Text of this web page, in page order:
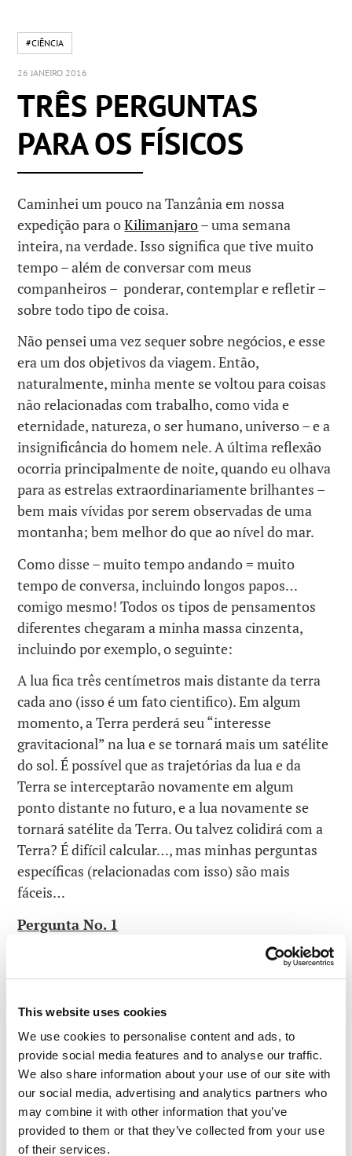
This website uses cookies
We use cookies to personalise content and ads, to
provide social media features and to analyse our traffic.
We also share information about your use of our site with
our social media, advertising and analytics partners who
may combine it with other information that you’ve
provided to them or that they’ve collected from your use
of their services.
#CIÊNCIA
26 JANEIRO 2016
TRÊS PERGUNTAS
PARA OS FÍSICOS
Caminhei um pouco na Tanzânia em nossa
expedição para oKilimanjaro– uma semana
inteira, na verdade. Isso significa que tive muito
tempo – além de conversar com meus
companheiros – ponderar, contemplar e refletir –
sobre todo tipo de coisa.
Não pensei uma vez sequer sobre negócios, e esse
era um dos objetivos da viagem. Então,
naturalmente, minha mente se voltou para coisas
não relacionadas com trabalho, como vida e
eternidade, natureza, o ser humano, universo – e a
insignificância do homem nele. A última reflexão
ocorria principalmente de noite, quando eu olhava
para as estrelas extraordinariamente brilhantes –
bem mais vívidas por serem observadas de uma
montanha; bem melhor do que ao nível do mar.
Como disse – muito tempo andando = muito
tempo de conversa, incluindo longos papos…
comigo mesmo! Todos os tipos de pensamentos
diferentes chegaram a minha massa cinzenta,
incluindo por exemplo, o seguinte:
A lua fica três centímetros mais distante da terra
cada ano (isso é um fato cientifico). Em algum
momento, a Terra perderá seu “interesse
gravitacional” na lua e se tornará mais um satélite
do sol. É possível que as trajetórias da lua e da
Terra se interceptarão novamente em algum
ponto distante no futuro, e a lua novamente se
tornará satélite da Terra. Ou talvez colidirá com a
Terra? É difícil calcular…, mas minhas perguntas
específicas (relacionadas com isso) são mais
fáceis…
Pergunta No. 1
Isso ocorrerá mais cedo do que quando o sol se
tornará bem maior, mais vermelho e quente que é
(Mercúrio, Vênus e Terra) ou depois? O que
acontecerá antes: a lua retornará para a Terra ou o
Sol engolirá essa pergunta?
Leia em:TRÊS PERGUNTAS PARA OS FÍSICOS